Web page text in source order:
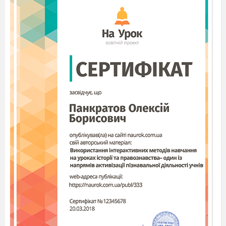
Учениця.
Наук у світі є багато,
їх навіть важко полічити.
Та намїх треба добре знати,
Щоб Всесвітомоволодіти.
До різних ми наук охочі,
Нехай ведуть нас до вершин.
Та зараз я сказати хочу:
«Наш математиці уклін!»
Хлопчик.
А мені математика — мука.
В ній немає живої краси.
Це важка, нецікава наука,
В ній лиш знаки та чисел ліси.
Учениця.